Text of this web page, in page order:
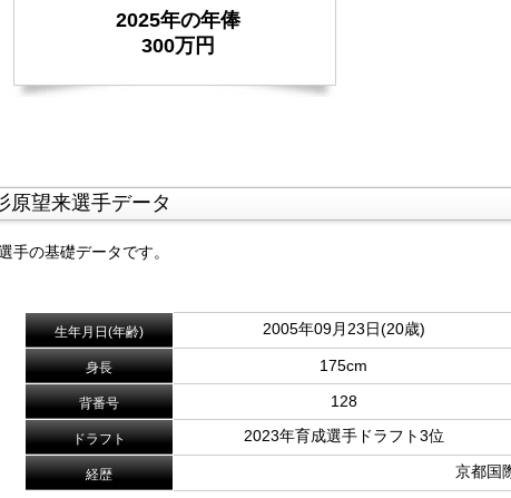
2025年の年俸
300万円
原望来選手データ
手の基礎データです。
生年月日(年齢) 2005年09月23日(20歳)
身長 175cm
背番号 128
ドラフト 2023年育成選手ドラフト3位
経歴 京都国